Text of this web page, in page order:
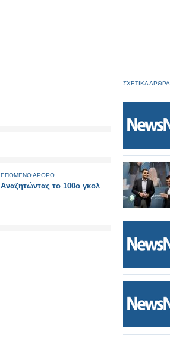
ΕΠΟΜΕΝΟ ΑΡΘΡΟ
Αναζητώντας το 100ο γκολ
ΣΧΕΤΙΚΑ ΑΡΘΡΑ